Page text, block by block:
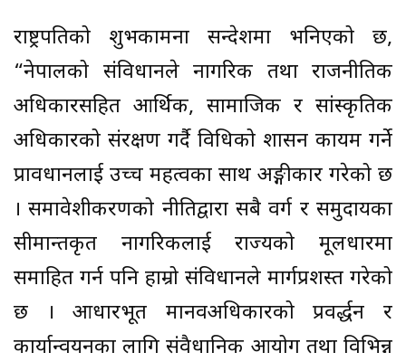
राष्ट्रपतिको शुभकामना सन्देशमा भनिएको छ,
“नेपालको संविधानले नागरिक तथा राजनीतिक
अधिकारसहित आर्थिक, सामाजिक र सांस्कृतिक
अधिकारको संरक्षण गर्दै विधिको शासन कायम गर्ने
प्रावधानलाई उच्च महत्वका साथ अङ्गीकार गरेको छ
। समावेशीकरणको नीतिद्वारा सबै वर्ग र समुदायका
सीमान्तकृत नागरिकलाई राज्यको मूलधारमा
समाहित गर्न पनि हाम्रो संविधानले मार्गप्रशस्त गरेको
छ । आधारभूत मानवअधिकारको प्रवर्द्धन र
कार्यान्वयनका लागि संवैधानिक आयोग तथा विभिन्न